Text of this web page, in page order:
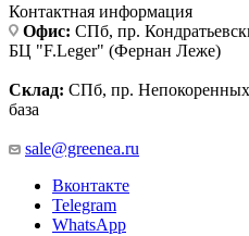
Контактная информация
Офис: СПб, пр.
БЦ "F.Leger" (Фернан Леже)
Склад: СПб, пр.
база
sale@greenea.ru
Вконтакте
Telegram
WhatsApp